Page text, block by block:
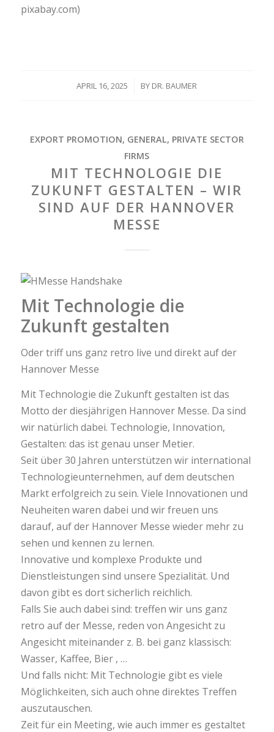
pixabay.com)
APRIL 16, 2025
/ BY DR. BAUMER
EXPORT PROMOTION, GENERAL, PRIVATE SECTOR
FIRMS
MIT TECHNOLOGIE DIE
ZUKUNFT GESTALTEN – WIR
SIND AUF DER HANNOVER
MESSE
Mit Technologie die
Zukunft gestalten
Oder triff uns ganz retro live und direkt auf der
Hannover Messe
Mit Technologie die Zukunft gestalten ist das
Motto der diesjährigen Hannover Messe. Da sind
wir natürlich dabei. Technologie, Innovation,
Gestalten: das ist genau unser Metier.
Seit über 30 Jahren unterstützen wir international
Technologieunternehmen, auf dem deutschen
Markt erfolgreich zu sein. Viele Innovationen und
Neuheiten waren dabei und wir freuen uns
darauf, auf der Hannover Messe wieder mehr zu
sehen und kennen zu lernen.
Innovative und komplexe Produkte und
Dienstleistungen sind unsere Spezialität. Und
davon gibt es dort sicherlich reichlich.
Falls Sie auch dabei sind: treffen wir uns ganz
retro auf der Messe, reden von Angesicht zu
Angesicht miteinander z. B. bei ganz klassisch:
Wasser, Kaffee, Bier , …
Und falls nicht: Mit Technologie gibt es viele
Möglichkeiten, sich auch ohne direktes Treffen
auszutauschen.
Zeit für ein Meeting, wie auch immer es gestaltet